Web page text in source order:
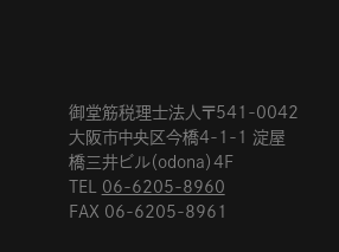
御堂筋税理士法人〒541-0042
大阪市中央区今橋4-1-1 淀屋
橋三井ビル（odona）4F
TEL 06-6205-8960
FAX 06-6205-8961